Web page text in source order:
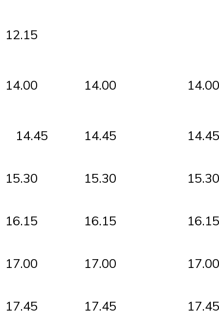
12.15
14.00 14.00 14.00
14.45 14.45 14.45
15.30 15.30 15.30
16.15 16.15 16.15
17.00 17.00 17.00
17.45 17.45 17.45